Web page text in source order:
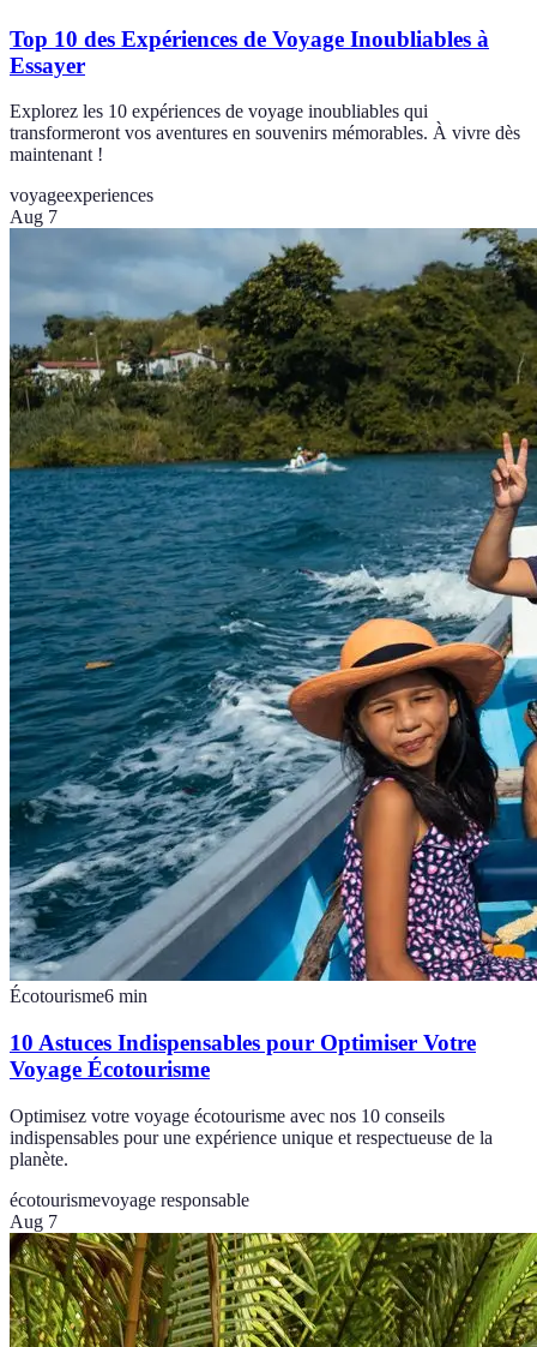
Top 10 des Expériences de Voyage Inoubliables à
Essayer
Explorez les 10 expériences de voyage inoubliables qui
transformeront vos aventures en souvenirs mémorables. À vivre dès
maintenant !
voyageexperiences
Aug 7
Écotourisme6 min
10 Astuces Indispensables pour Optimiser Votre
Voyage Écotourisme
Optimisez votre voyage écotourisme avec nos 10 conseils
indispensables pour une expérience unique et respectueuse de la
planète.
écotourismevoyage responsable
Aug 7